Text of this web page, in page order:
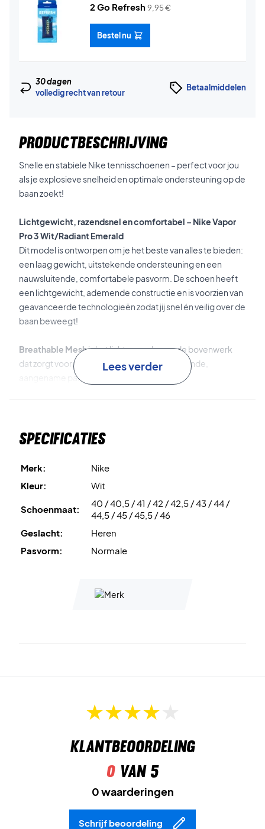
2 Go Refresh9,95€
Bestel nu
30 dagen
volledig recht van retour
Betaalmiddelen
PRODUCTBESCHRIJVING
Snelle en stabiele Nike tennisschoenen – perfect voor jou
als je explosieve snelheid en optimale ondersteuning op de
baan zoekt!
Lichtgewicht, razendsnel en comfortabel – Nike Vapor
Pro 3 Wit/Radiant Emerald
Dit model is ontworpen om je het beste van alles te bieden:
een laag gewicht, uitstekende ondersteuning en een
nauwsluitende, comfortabele pasvorm. De schoen heeft
een lichtgewicht, ademende constructie en is voorzien van
geavanceerde technologieën zodat jij snel én veilig over de
baan beweegt!
Breathable Meshis het lichte en ademende bovenwerk
dat zorgt voor veel ventilatie en een aansluitende,
aangename pasvorm.
uitstekend grip geeft – ook bij snelle richtingswisselingen.
Bereid je voor op de strijd – bestel jouw Nike
tennisschoenen vandaag nog!
Kleur: Wit en groen.
Deze schoen is ontworpen voor harde ondergronden en
Lees verder
Specificaties
Merk:
Nike
Kleur:
Wit
Schoenmaat:
40 / 40,5 / 41 / 42 / 42,5 / 43 / 44 /
44,5 / 45 / 45,5 / 46
Geslacht:
Heren
Pasvorm:
Normale
Klantbeoordeling
0van 5
0 waarderingen
Schrijf beoordeling